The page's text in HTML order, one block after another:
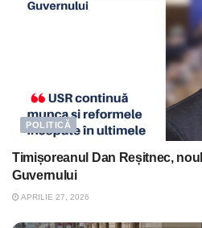
POLITICĂ
Timișoreanul Dan Reșitnec,
Guvernului
APRILIE 27, 2026